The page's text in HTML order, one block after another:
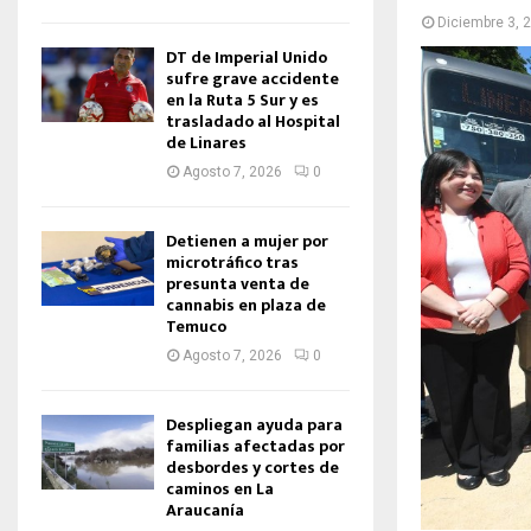
Diciembre 3,
DT de Imperial Unido
sufre grave accidente
en la Ruta 5 Sur y es
trasladado al Hospital
de Linares
Agosto 7, 2026 0
Detienen a mujer por
microtráfico tras
presunta venta de
cannabis en plaza de
Temuco
Agosto 7, 2026 0
Despliegan ayuda para
familias afectadas por
desbordes y cortes de
caminos en La
Araucanía